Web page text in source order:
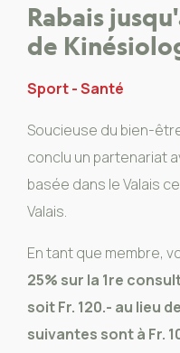
Rabais
de
Sport - Santé
Soucieuse du bien-
conclu un partenariat
basée dans le Valais
Valais.
En tant que membre,
25% sur la 1re
soit Fr. 120.- au lieu
suivantes sont à Fr.